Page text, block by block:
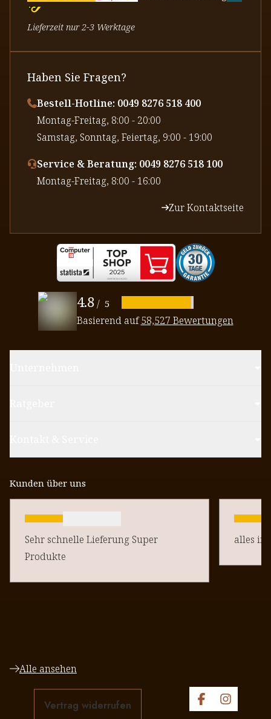
Lieferzeit nur 2-3 Werktage
Haben Sie Fragen?
Bestell-Hotline: 0049 8276 518 400
⁠Montag-Freitag, 8:00 - 20:00
⁠Samstag, Sonntag, Feiertag, 9:00 - 19:00
Service & Beratung: 0049 8276 518 100
⁠Montag-Freitag, 8:00 - 16:00
Zur Kontaktseite
4.8 / 5
Basierend auf58,527 Bewertungen
Kunden über uns
Sehr schnelle Lieferung Super
Produkte
alles in
Alle ansehen
Vertrag widerrufen